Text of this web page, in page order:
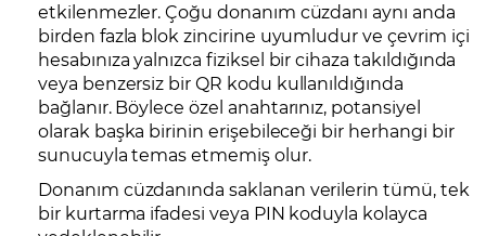
etkilenmezler. Çoğu donanım cüzdanı aynı anda
birden fazla blok zincirine uyumludur ve çevrim içi
hesabınıza yalnızca fiziksel bir cihaza takıldığında
veya benzersiz bir QR kodu kullanıldığında
bağlanır. Böylece özel anahtarınız, potansiyel
olarak başka birinin erişebileceği bir herhangi bir
sunucuyla temas etmemiş olur.
Donanım cüzdanında saklanan verilerin tümü, tek
bir kurtarma ifadesi veya PIN koduyla kolayca